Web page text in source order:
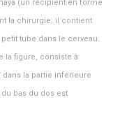
(un récipient en forme
la chirurgie; il contient
tube dans le cerveau.
la figure, consiste à
la partie inférieure
bas du dos est